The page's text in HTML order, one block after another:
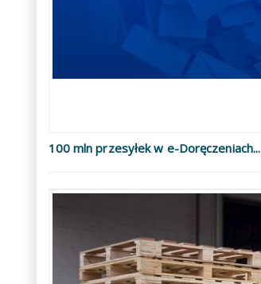
100 mln przesyłek w e-Doręczeniach...